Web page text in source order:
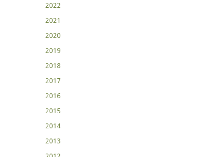
2022
2021
2020
2019
2018
2017
2016
2015
2014
2013